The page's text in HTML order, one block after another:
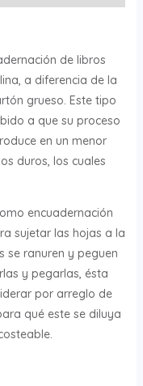
de libros
a diferencia de la
grueso. Este tipo
a que su proceso
en un menor
duros, los cuales
encuadernación
sujetar las hojas a la
se ranuren y peguen
y pegarlas, ésta
por arreglo de
qué este se diluya